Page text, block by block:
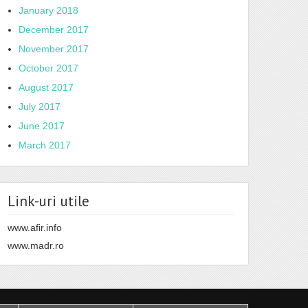
January 2018
December 2017
November 2017
October 2017
August 2017
July 2017
June 2017
March 2017
Link-uri utile
www.afir.info
www.madr.ro